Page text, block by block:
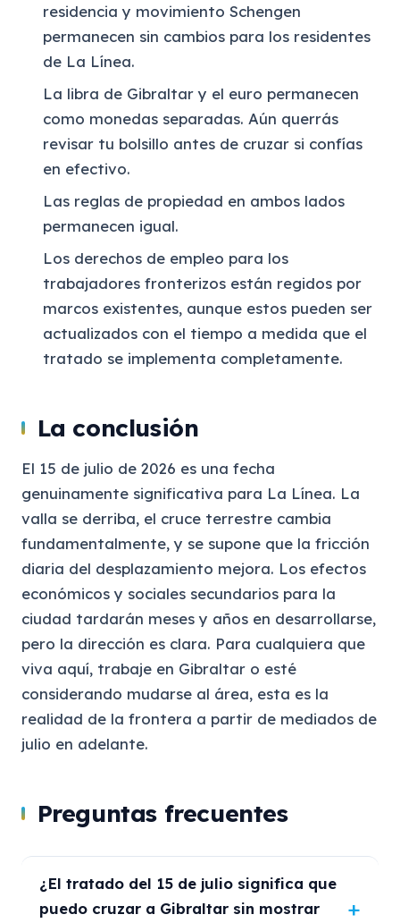
residencia y movimiento Schengen
permanecen sin cambios para los residentes
de La Línea.
La libra de Gibraltar y el euro permanecen
como monedas separadas. Aún querrás
revisar tu bolsillo antes de cruzar si confías
en efectivo.
Las reglas de propiedad en ambos lados
permanecen igual.
Los derechos de empleo para los
trabajadores fronterizos están regidos por
marcos existentes, aunque estos pueden ser
actualizados con el tiempo a medida que el
tratado se implementa completamente.
La conclusión
El 15 de julio de 2026 es una fecha
genuinamente significativa para La Línea. La
valla se derriba, el cruce terrestre cambia
fundamentalmente, y se supone que la fricción
diaria del desplazamiento mejora. Los efectos
económicos y sociales secundarios para la
ciudad tardarán meses y años en desarrollarse,
pero la dirección es clara. Para cualquiera que
viva aquí, trabaje en Gibraltar o esté
considerando mudarse al área, esta es la
realidad de la frontera a partir de mediados de
julio en adelante.
Preguntas frecuentes
¿El tratado del 15 de julio significa que
puedo cruzar a Gibraltar sin mostrar